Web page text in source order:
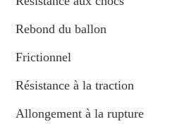
Rebond du ballon
Frictionnel
Résistance à la traction
Allongement à la rupture